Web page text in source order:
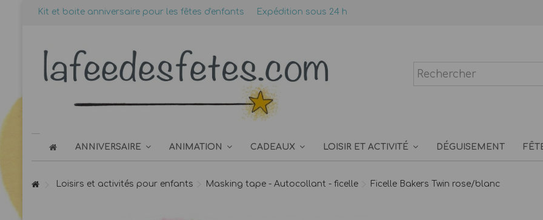
Kit et boite anniversaire pour les fêtes d'enfants Expédition sous 24 h
ANNIVERSAIRE ANIMATION CADEAUX LOISIR ET ACTIVITÉ DÉGUISEMENT
Loisirs et activités pour enfants Masking tape - Autocollant - ficelle Ficelle Bakers Twin rose/blanc